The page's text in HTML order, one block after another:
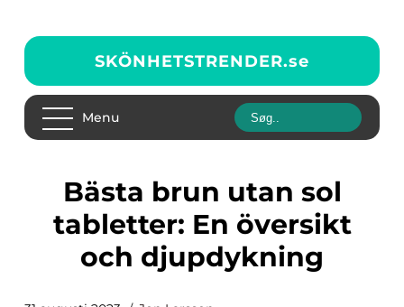
SKÖNHETSTRENDER.se
Menu
Bästa brun utan sol
tabletter: En översikt
och djupdykning